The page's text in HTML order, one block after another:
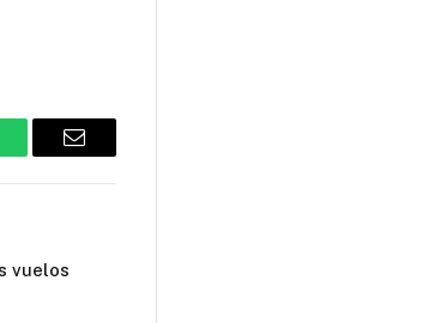
Email
vuelos